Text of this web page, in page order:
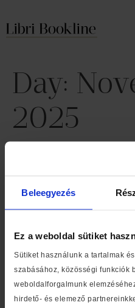
Beleegyezés
Ez a weboldal sütiket
Sütiket használunk a tartalmak
szabásához, közösségi funkciók
weboldalforgalmunk
hirdető- és elemező
Day:
2025
Libri and
Readers”